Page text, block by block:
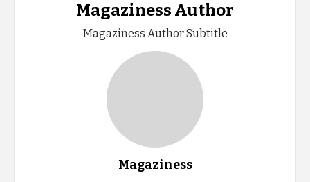
Magaziness Author
Magaziness Author Subtitle
Magaziness